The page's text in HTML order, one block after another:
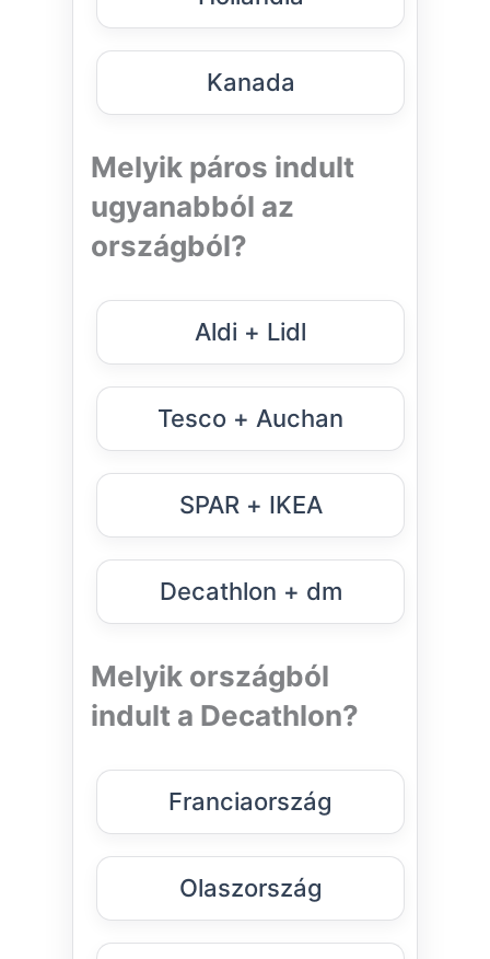
Kanada
Melyik páros indult
ugyanabból az
országból?
Aldi + Lidl
Tesco + Auchan
SPAR + IKEA
Decathlon + dm
Melyik országból
indult a Decathlon?
Franciaország
Olaszország